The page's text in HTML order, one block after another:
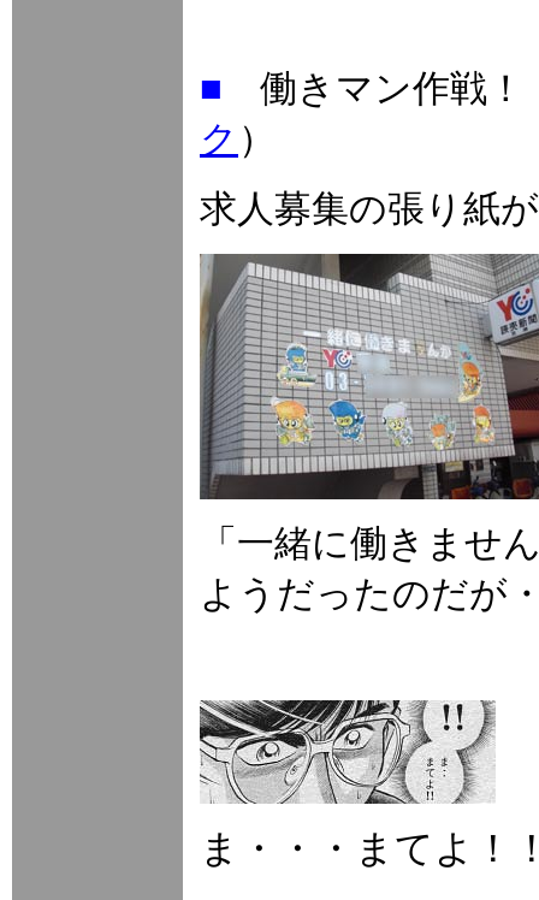
■ 働きマン作
ク ）
求人募集の張り紙
「一緒に働きませ
ようだったのだが
ま・・・まてよ！